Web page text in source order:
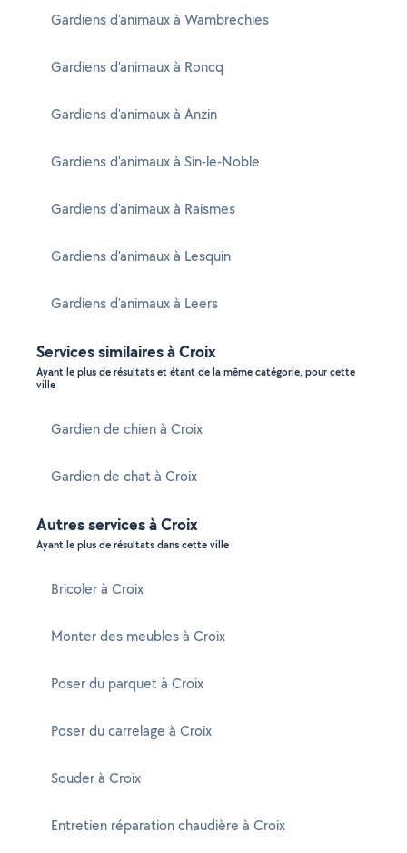
Gardiens d'animaux à Wambrechies
Gardiens d'animaux à Roncq
Gardiens d'animaux à Anzin
Gardiens d'animaux à Sin-le-Noble
Gardiens d'animaux à Raismes
Gardiens d'animaux à Lesquin
Gardiens d'animaux à Leers
Services similaires à Croix
Ayant le plus de résultats et étant de la même catégorie, pour cette
ville
Gardien de chien à Croix
Gardien de chat à Croix
Autres services à Croix
Ayant le plus de résultats dans cette ville
Bricoler à Croix
Monter des meubles à Croix
Poser du parquet à Croix
Poser du carrelage à Croix
Souder à Croix
Entretien réparation chaudière à Croix